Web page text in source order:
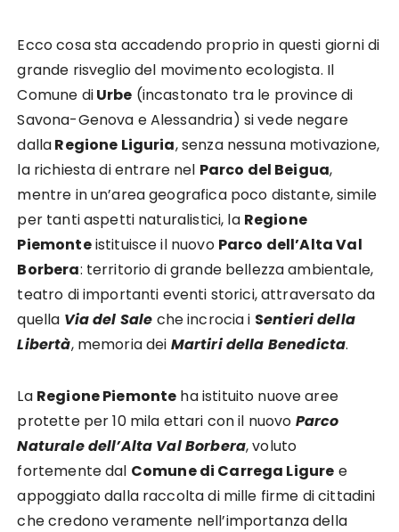
Ecco cosa sta accadendo proprio in questi giorni di
grande risveglio del movimento ecologista. Il
Comune diUrbe (incastonato tra le province di
Savona-Genova e Alessandria) si vede negare
dallaRegione Liguria, senza nessuna motivazione,
la richiesta di entrare nel Parco del Beigua,
mentre in un’area geografica poco distante, simile
per tanti aspetti naturalistici, la Regione
Piemonteistituisce il nuovo Parco dell’Alta Val
Borbera: territorio di grande bellezza ambientale,
teatro di importanti eventi storici, attraversato da
quella Via del Sale che incrocia i Sentieri della
Libertà, memoria dei Martiri della Benedicta.
La Regione Piemonte ha istituito nuove aree
protette per 10 mila ettari con il nuovo Parco
Naturale dell’Alta Val Borbera, voluto
fortemente dal Comune di Carrega Ligure e
appoggiato dalla raccolta di mille firme di cittadini
che credono veramente nell’importanza della